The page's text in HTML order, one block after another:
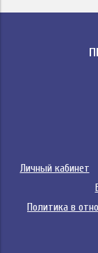
Личный кабинет
Политика в